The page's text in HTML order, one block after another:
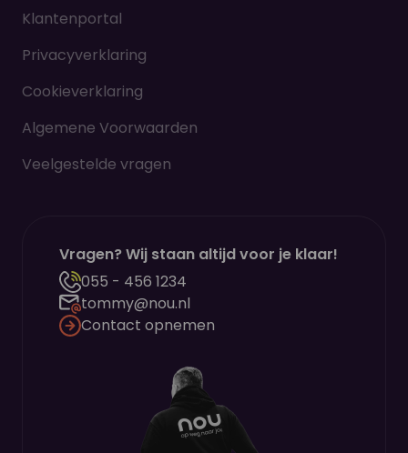
Klantenportal
Privacyverklaring
Cookieverklaring
Algemene Voorwaarden
Veelgestelde vragen
Vragen? Wij staan altijd voor je klaar!
055 - 456 1234
tommy@nou.nl
Contact opnemen